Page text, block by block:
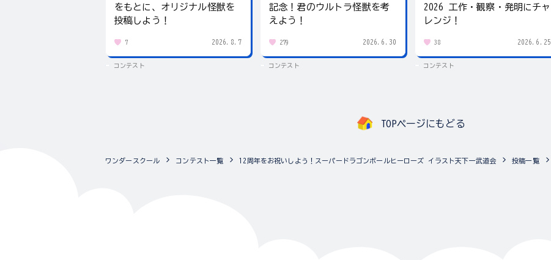
をもとに、オリジナル怪獣を
投稿しよう！
7 2026.8.7
コンテスト
記念！君のウルトラ怪獣を考
えよう！
279 2026.6.30
コンテスト
2026 工作・観察・発明にチャ
レンジ！
38 2026.6.25
コンテスト
TOPページにもどる
ワンダースクール コンテスト一覧 12周年をお祝いしよう！スーパードラゴンボールヒーローズ イラスト天下一武道会 投稿一覧